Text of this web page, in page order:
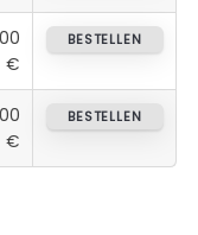
€
BESTELLEN
€
BESTELLEN